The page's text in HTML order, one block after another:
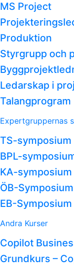
MS Project
Produktion
Styrgrupp och
Ledarskap i
Talangprogram
Expertgruppernas
TS-symposium
BPL-
KA-symposium
ÖB-Symposium
EB-Symposium
Andra Kurser
Copilot
Grundkurs –